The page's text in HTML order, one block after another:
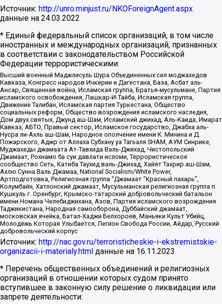
Источник: http://unro.minjust.ru/NKOForeignAgent.aspx
данные на 24.03.2022
* Единый федеральный список организаций, в том числе
иностранных и международных организаций, признанных
в соответствии с законодательством Российской
Федерации террористическими:
Высший военный Маджлисуль Шура Объединенных сил моджахедов
Кавказа, Конгресс народов Ичкерии и Дагестана, База, Асбат аль-
Ансар, Священная война, Исламская группа, Братья-мусульмане, Партия
исламского освобождения, Лашкар-И-Тайба, Исламская группа,
Движение Талибан, Исламская партия Туркестана, Общество
социальных реформ, Общество возрождения исламского наследия,
Дом двух святых, Джунд аш-Шам, Исламский джихад, Аль-Каида, Имарат
Кавказ, АБТО, Правый сектор, Исламское государство, Джабха аль-
Нусра ли-Ахль аш-Шам, Народное ополчение имени К. Минина и Д.
Пожарского, Аджр от Аллаха Субхану уа Тагьаля SHAM, АУМ Синрике,
Муджахеды джамаата Ат-Тавхида Валь-Джихад, Чистопольский
Джамаат, Рохнамо ба суи давлати исломи, Террористическое
сообщество Сеть, Катиба Таухид валь-Джихад, Хайят Тахрир аш-Шам,
Ахлю Сунна Валь Джамаа, National Socialism/White Power,
Артподготовка, Религиозная группа “Джамаат “Красный пахарь”,
Колумбайн, Хатлонский джамаат, Мусульманская религиозная группа п.
Кушкуль г. Оренбург, Крымско-татарский добровольческий батальон
имени Номана Челебиджихана, Азов, Партия исламского возрождения
Таджикистана, Народная самооборона, Дуббайский джамаат,
московская ячейка, Батал-Хаджи Белхороев, Маньяки Культ Убийц,
Молодёжь Которая Улыбается, Легион Свобода России, Айдар, Русский
добровольческий корпус
Источник: http://nac.gov.ru/terroristicheskie-i-ekstremistskie-
organizacii-i-materialy.html данные на 16.11.2023
* Перечень общественных объединений и религиозных
организаций в отношении которых судом принято
вступившее в законную силу решение о ликвидации или
запрете деятельности: